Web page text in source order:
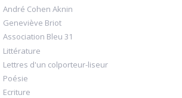
André Cohen Aknin
Geneviève Briot
Association Bleu 31
Littérature
Lettres d'un colporteur-liseur
Poésie
Ecriture